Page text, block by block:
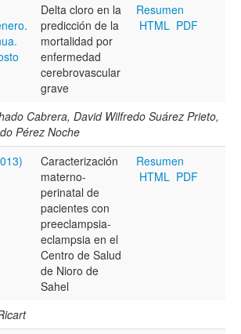
término del índice
Delta cloro en la
predicción de la
mortalidad por
enfermedad
cerebrovascular
grave
Resumen
HTML PDF
Cabrera, David Wilfredo Suárez Prieto,
Pérez Noche
Caracterización
materno-
perinatal de
pacientes con
preeclampsia-
eclampsia en el
Centro de Salud
de Nioro de
Sahel
Resumen
HTML PDF